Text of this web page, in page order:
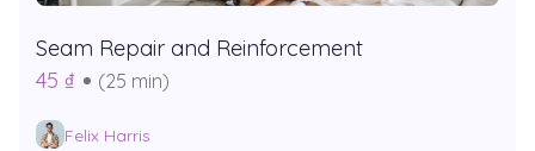
Seam Repair and Reinforcement
45 ₫
(25 min)
Felix Harris